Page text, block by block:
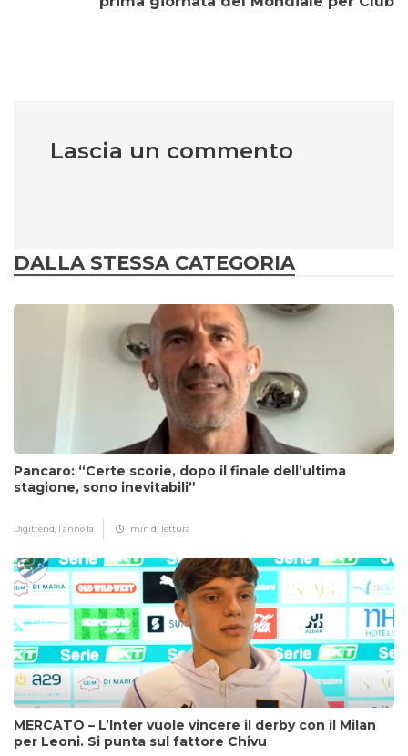
Lascia un commento
DALLA STESSA CATEGORIA
Pancaro: “Certe scorie, dopo il finale dell’ultima
stagione, sono inevitabili”
Digitrend,1 anno fa 1 min di lettura
MERCATO – L’Inter vuole vincere il derby con il Milan
per Leoni. Si punta sul fattore Chivu